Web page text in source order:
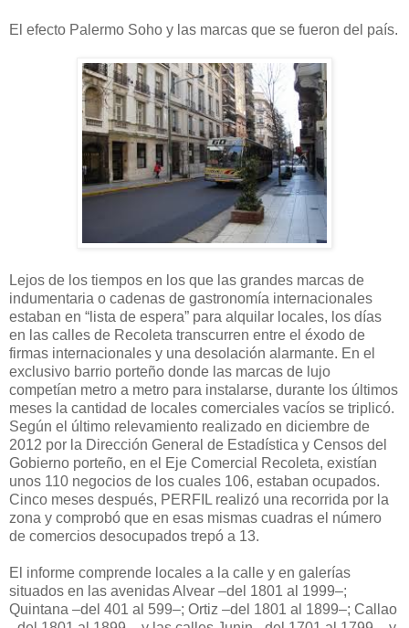
El efecto Palermo Soho y las marcas que se fueron del país.
Lejos de los tiempos en los que las grandes marcas de
indumentaria o cadenas de gastronomía internacionales
estaban en “lista de espera” para alquilar locales, los días
en las calles de Recoleta transcurren entre el éxodo de
firmas internacionales y una desolación alarmante. En el
exclusivo barrio porteño donde las marcas de lujo
competían metro a metro para instalarse, durante los últimos
meses la cantidad de locales comerciales vacíos se triplicó.
Según el último relevamiento realizado en diciembre de
2012 por la Dirección General de Estadística y Censos del
Gobierno porteño, en el Eje Comercial Recoleta, existían
unos 110 negocios de los cuales 106, estaban ocupados.
Cinco meses después, PERFIL realizó una recorrida por la
zona y comprobó que en esas mismas cuadras el número
de comercios desocupados trepó a 13.
El informe comprende locales a la calle y en galerías
situados en las avenidas Alvear –del 1801 al 1999–;
Quintana –del 401 al 599–; Ortiz –del 1801 al 1899–; Callao